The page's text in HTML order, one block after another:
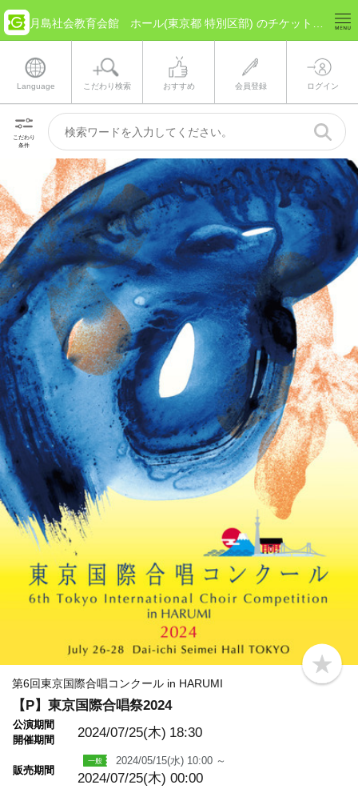
Language こだわり検索 おすすめ 会員登録 ログイン
こだわり
条件
b
o
第6回東京国際合唱コンクール in HARUMI
【P】東京国際合唱祭2024
公演期間
開催期間
2024/07/25(木) 18:30
販売期間
2024/05/15(水) 10:00 ～
2024/07/25(木) 00:00